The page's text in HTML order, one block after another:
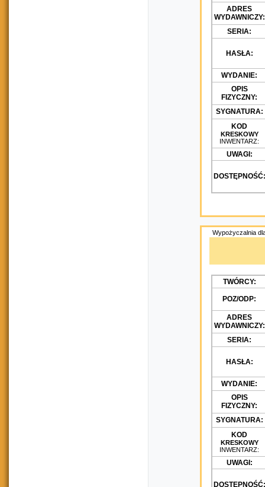
ADRES
WYDAWNICZY:
SERIA:
HASŁA:
WYDANIE:
OPIS
FIZYCZNY:
SYGNATURA:
KOD
KRESKOWY
INWENTARZ:
UWAGI:
DOSTĘPNOŚĆ:
Wypożyczalnia
TWÓRCY:
POZ/ODP:
ADRES
WYDAWNICZY:
SERIA:
HASŁA:
WYDANIE:
OPIS
FIZYCZNY:
SYGNATURA:
KOD
KRESKOWY
INWENTARZ:
UWAGI:
DOSTĘPNOŚĆ: